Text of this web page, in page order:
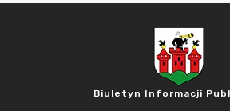
Biuletyn Informacji